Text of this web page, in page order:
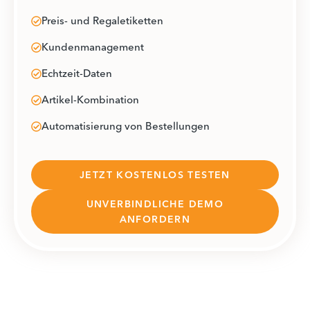
Preis- und Regaletiketten
Kundenmanagement
Echtzeit-Daten
Artikel-Kombination
Automatisierung von Bestellungen
JETZT KOSTENLOS TESTEN
UNVERBINDLICHE DEMO
ANFORDERN